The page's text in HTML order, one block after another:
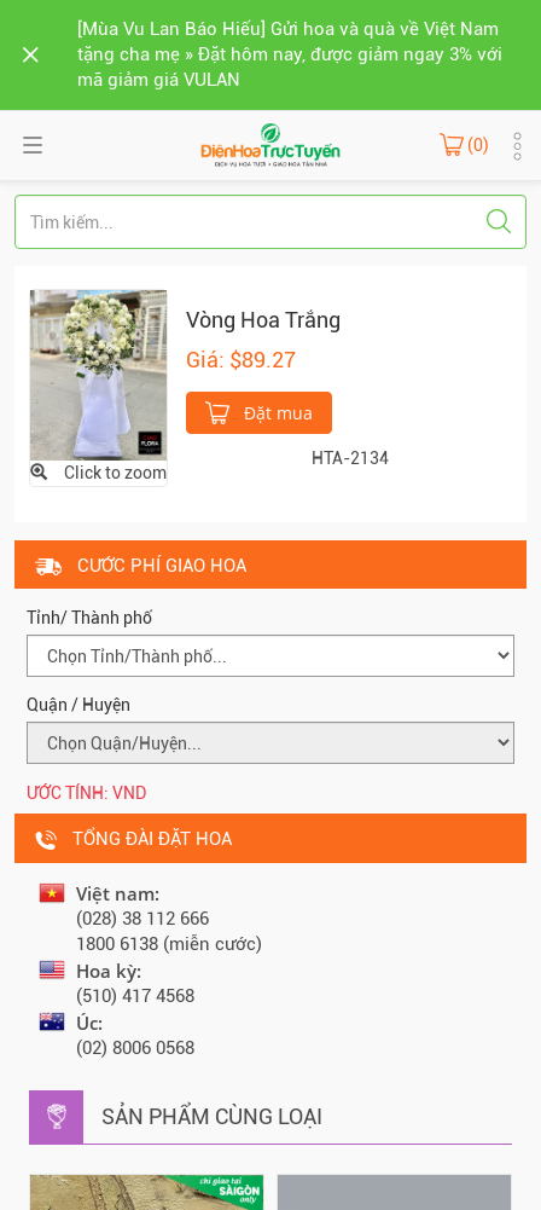
[Mùa Vu Lan Báo Hiếu] Gửi hoa và quà về Việt Nam
tặng cha mẹ » Đặt hôm nay, được giảm ngay 3% với
mã giảm giá VULAN
(0)
Click to zoom
Vòng Hoa Trắng
Giá: $89.27
Đặt mua
HTA-2134
CƯỚC PHÍ GIAO HOA
Tỉnh/ Thành phố
Quận / Huyện
ƯỚC TÍNH: VND
TỔNG ĐÀI ĐẶT HOA
Việt nam:
(028) 38 112 666
1800 6138 (miễn cước)
Hoa kỳ:
(510) 417 4568
Úc:
(02) 8006 0568
SẢN PHẨM CÙNG LOẠI